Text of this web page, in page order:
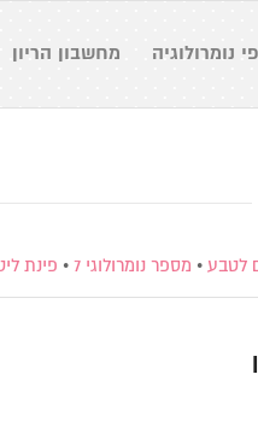
נומרולוגיה מחשבון הריון
לטבע • מספר נומרולוגי 7 • פינת